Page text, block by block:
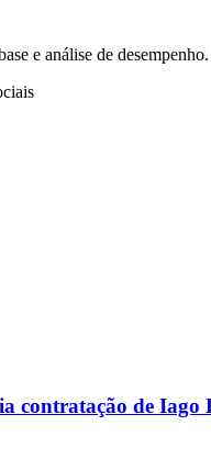
e análise de
contratação de